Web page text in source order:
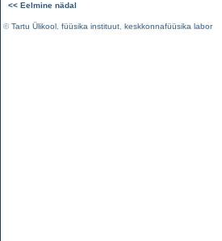
<< Eelmine nädal
©Tartu Ülikool füüsika instituut keskkonnafüüsika labor